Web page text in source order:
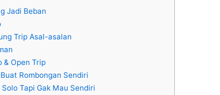
Jadi Beban
Trip Asal-asalan
& Open Trip
Rombongan Sendiri
Tapi Gak Mau Sendiri